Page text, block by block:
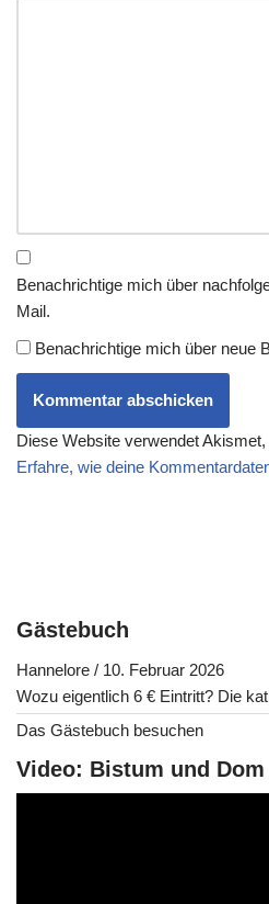
Benachrichtige mich über
Mail.
Benachrichtige mich über neue
Diese Website verwendet
Erfahre, wie deine
Gästebuch
Hannelore / 10. Februar 2026
Wozu eigentlich 6 € Eintritt? Die
Das Gästebuch besuchen
Video: Bistum und Dom